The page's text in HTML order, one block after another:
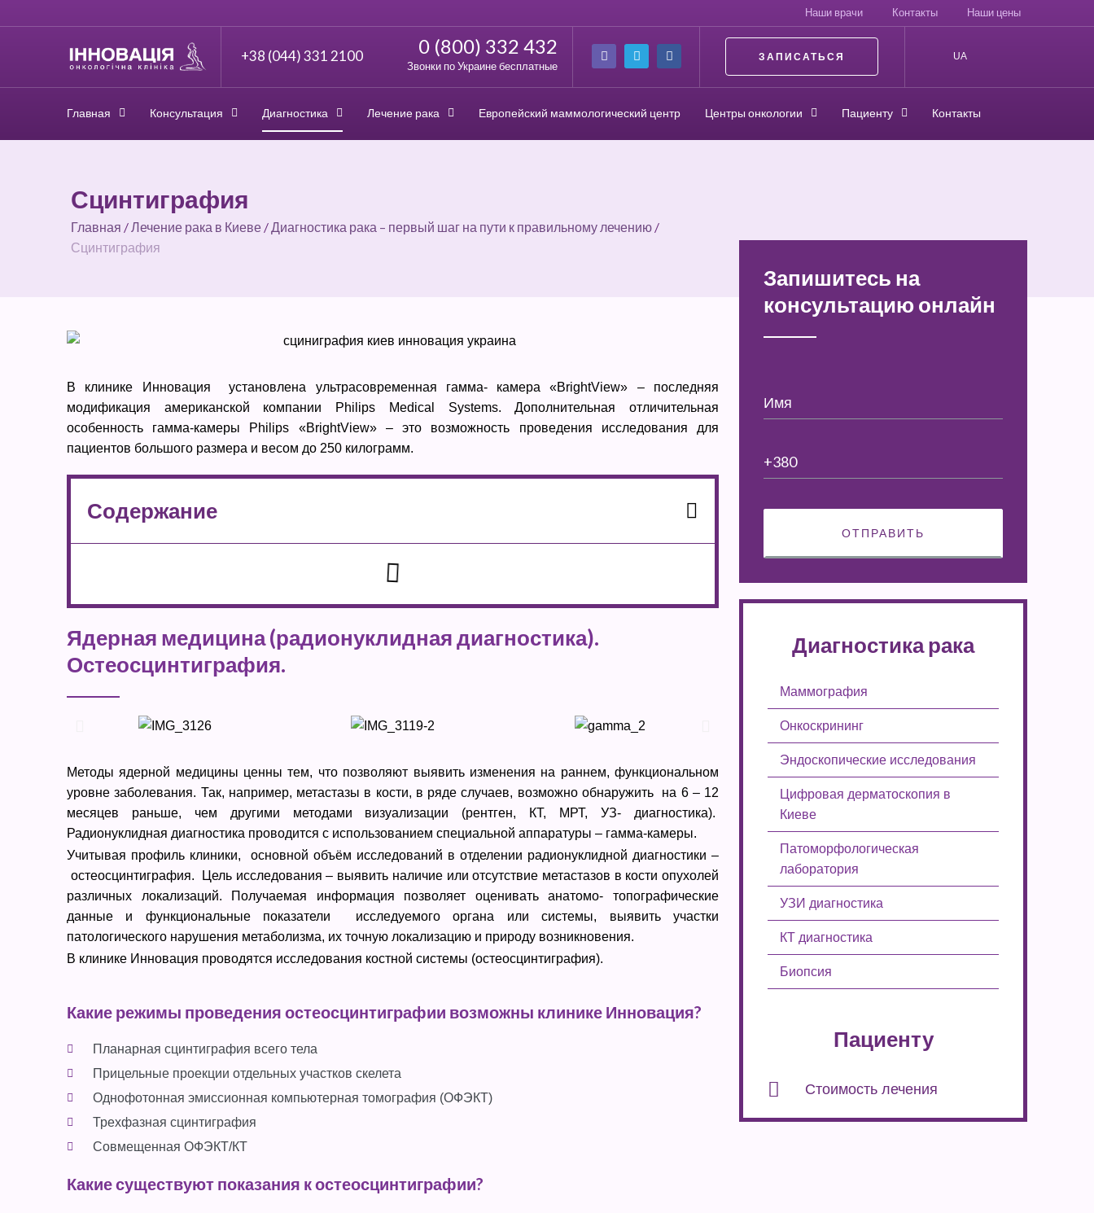
Наши врачи Контакты Наши цены
+38 (044) 331 2100 0 (800) 332 432
Звонки по Украине бесплатные
ЗАПИСАТЬСЯ UA
Главная Консультация Диагностика Лечение рака Европейский маммологический центр Центры онкологии Пациенту Контакты
Сцинтиграфия
Главная /Лечение рака в Киеве /Диагностика рака – первый шаг на пути к правильному лечению /
Сцинтиграфия
В клинике Инновация установлена ультрасовременная гамма- камера «BrightView» – последняя
модификация американской компании Philips Medical Systems.Дополнительная отличительная
особенность гамма-камеры Philips «BrightView» – это возможность проведения исследования для
пациентов большого размера и весом до 250 килограмм.
Содержание
Ядерная медицина (радионуклидная диагностика).
Остеосцинтиграфия.
Методы ядерной медицины ценны тем, что позволяют выявить изменения на раннем, функциональном
уровне заболевания. Так, например, метастазы в кости, в ряде случаев, возможно обнаружить на 6 – 12
месяцев раньше, чем другими методами визуализации (рентген, КТ, МРТ, УЗ- диагностика).
Радионуклидная диагностика проводится с использованием специальной аппаратуры – гамма-камеры.
Учитывая профиль клиники, основной объём исследований в отделении радионуклидной диагностики –
остеосцинтиграфия. Цель исследования – выявить наличие или отсутствие метастазов в кости опухолей
различных локализаций. Получаемая информация позволяет оценивать анатомо- топографические
данные и функциональные показатели исследуемого органа или системы, выявить участки
патологического нарушения метаболизма, их точную локализацию и природу возникновения.
В клинике Инновация проводятся исследования костной системы (остеосцинтиграфия).
Какие режимы проведения остеосцинтиграфии возможны клинике Инновация?
Планарная сцинтиграфия всего тела
Прицельные проекции отдельных участков скелета
Однофотонная эмиссионная компьютерная томография (ОФЭКТ)
Трехфазная сцинтиграфия
Совмещенная ОФЭКТ/КТ
Какие существуют показания к остеосцинтиграфии?
Запишитесь на
консультацию онлайн
Диагностика рака
Маммография
Онкоскрининг
Эндоскопические исследования
Цифровая дерматоскопия в
Киеве
Патоморфологическая
лаборатория
УЗИ диагностика
КТ диагностика
Биопсия
Пациенту
Стоимость лечения